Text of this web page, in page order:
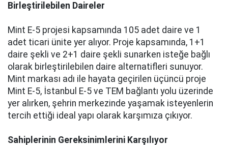
Birleştirilebilen Daireler
Mint E-5 projesi kapsamında 105 adet daire ve 1
adet ticari ünite yer alıyor. Proje kapsamında, 1+1
daire şekli ve 2+1 daire şekli sunarken isteğe bağlı
olarak birleştirilebilen daire alternatifleri sunuyor.
Mint markası adı ile hayata geçirilen üçüncü proje
Mint E-5, İstanbul E-5 ve TEM bağlantı yolu üzerinde
yer alırken, şehrin merkezinde yaşamak isteyenlerin
tercih ettiği ideal yapı olarak karşımıza çıkıyor.
Sahiplerinin Gereksinimlerini Karşılıyor